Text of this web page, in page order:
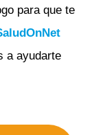
para que te
a ayudarte